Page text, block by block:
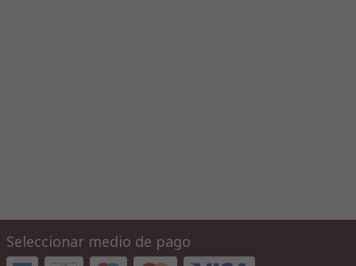
Seleccionar medio de pago